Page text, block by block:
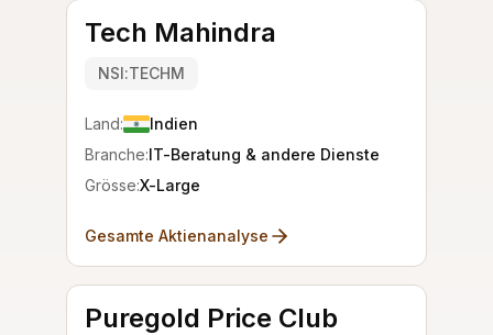
Tech Mahindra
NSI:TECHM
Land:
Indien
Branche:IT-Beratung & andere Dienste
Grösse:X-Large
Gesamte Aktienanalyse
Puregold Price Club